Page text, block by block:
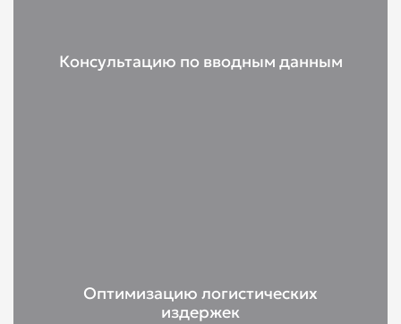
Консультацию по вводным данным
Оптимизацию логистических
издержек